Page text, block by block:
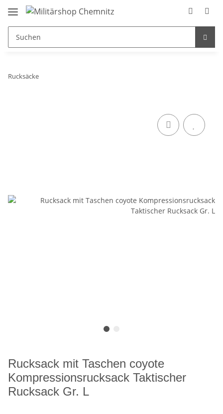
Rucksäcke
Rucksack mit Taschen coyote
Kompressionsrucksack Taktischer
Rucksack Gr. L